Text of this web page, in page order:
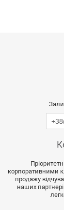
корпоративними
продажу
наших